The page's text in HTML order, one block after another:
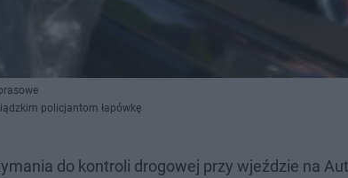
policjantom łapówkę
do kontroli drogowej przy wjeździe na